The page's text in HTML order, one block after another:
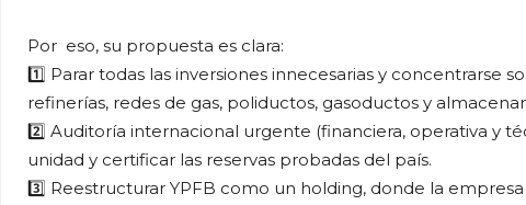
Por eso, su propuesta es clara:
1️⃣ Parar todas las inversiones innecesarias y concentrarse
refinerías, redes de gas, poliductos, gasoductos y
2️⃣ Auditoría internacional urgente (financiera, operativa y
unidad y certificar las reservas probadas del país.
3️⃣ Reestructurar YPFB como un holding, donde la